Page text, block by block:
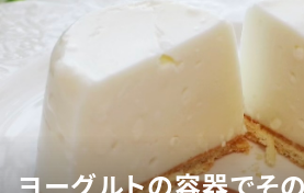
ヨーグルトの容器でそ